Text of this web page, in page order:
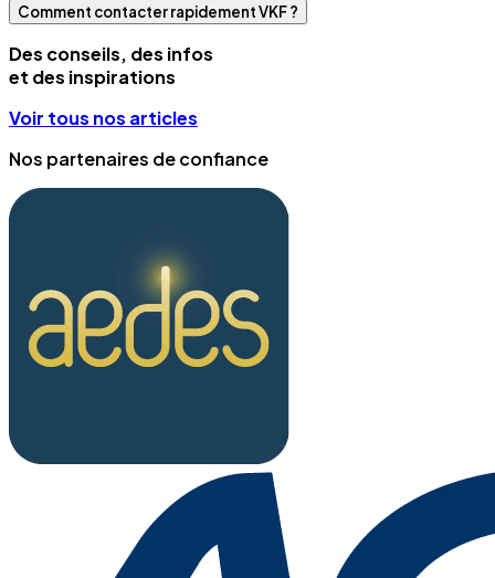
Comment contacter rapidement VKF ?
Des conseils, des infos
et des inspirations
Voir tous nos articles
Nos partenaires de confiance